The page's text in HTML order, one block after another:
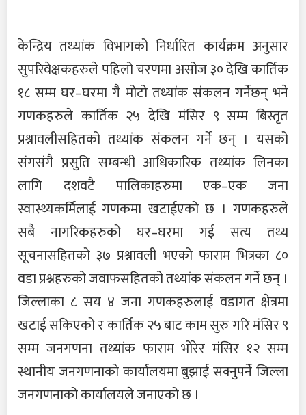
केन्द्रिय तथ्यांक विभागको निर्धारित कार्यक्रम अनुसार
सुपरिवेक्षकहरुले पहिलो चरणमा असोज ३० देखि कार्तिक
१८ सम्म घर–घरमा गै मोटो तथ्यांक संकलन गर्नेछन् भने
गणकहरुले कार्तिक २५ देखि मंसिर ९ सम्म बिस्तृत
प्रश्नावलीसहितको तथ्यांक संकलन गर्ने छन् । यसको
संगसंगै प्रसुति सम्बन्धी आधिकारिक तथ्यांक लिनका
लागि दशवटै पालिकाहरुमा एक–एक जना
स्वास्थ्यकर्मिलाई गणकमा खटाईएको छ । गणकहरुले
सबै नागरिकहरुको घर–घरमा गई सत्य तथ्य
सूचनासहितको ३७ प्रश्नावली भएको फाराम भित्रका ८०
वडा प्रश्नहरुको जवाफसहितको तथ्यांक संकलन गर्ने छन् ।
जिल्लाका ८ सय ४ जना गणकहरुलाई वडागत क्षेत्रमा
खटाई सकिएको र कार्तिक २५ बाट काम सुरु गरि मंसिर ९
सम्म जनगणना तथ्यांक फाराम भोरेर मंसिर १२ सम्म
स्थानीय जनगणनाको कार्यालयमा बुझाई सक्नुपर्ने जिल्ला
जनगणनाको कार्यालयले जनाएको छ ।